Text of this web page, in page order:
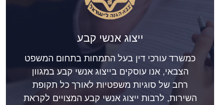
ייצוג אנשי קבע
כמשרד עורכי דין בעל התמחות בתחום המשפט
הצבאי, אנו עוסקים בייצוג אנשי קבע במגוון
רחב של סוגיות משפטיות לאורך כל תקופת
השירות, לרבות ייצוג אנשי קבע המצויים לקראת